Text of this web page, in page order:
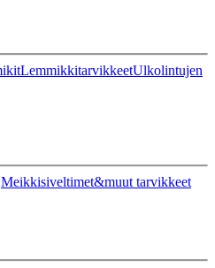
LemmikkitarvikkeetUlkolintujen
Meikkisiveltimet&muut tarvikkeet